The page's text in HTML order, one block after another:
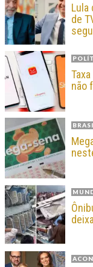
Lula
de
não